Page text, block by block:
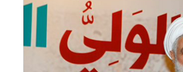
معرض سوق "أرضي": مسار
السيادة يحفظ لبنان
الإسرائيلي بنزع سلاح
المقاومة من كل
طرحٌ خطير جدًا يتجاوز
الخطوط الحمراء